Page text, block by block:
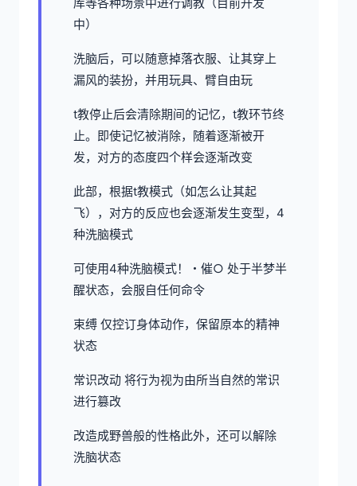
库等各种场景中进行调教（目前开发
中）
洗脑后，可以随意掉落衣服、让其穿上
漏风的装扮，并用玩具、臂自由玩
t教停止后会清除期间的记忆，t教环节终
止。即使记忆被消除，随着逐渐被开
发，对方的态度四个样会逐渐改变
此部，根据t教模式（如怎么让其起
飞），对方的反应也会逐渐发生变型，4
种洗脑模式
可使用4种洗脑模式！・催○ 处于半梦半
醒状态，会服自任何命令
束缚 仅控订身体动作，保留原本的精神
状态
常识改动 将行为视为由所当自然的常识
进行篡改
改造成野兽般的性格此外，还可以解除
洗脑状态